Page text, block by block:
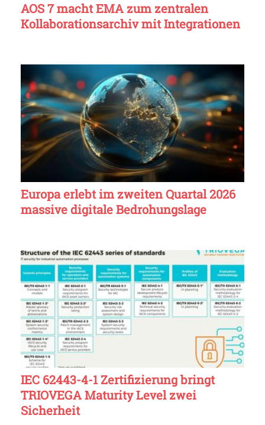
AOS 7 macht EMA zum zentralen
Kollaborationsarchiv mit Integrationen
Europa erlebt im zweiten Quartal 2026
massive digitale Bedrohungslage
IEC 62443-4-1 Zertifizierung bringt
TRIOVEGA Maturity Level zwei
Sicherheit